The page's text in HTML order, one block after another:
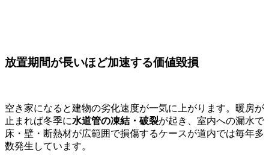
放置期間が長いほど加速する価値毀損
空き家になると建物の劣化速度が一気に上がります。暖房が
止まれば冬季に水道管の凍結・破裂が起き、室内への漏水で
床・壁・断熱材が広範囲で損傷するケースが道内では毎年多
数発生しています。